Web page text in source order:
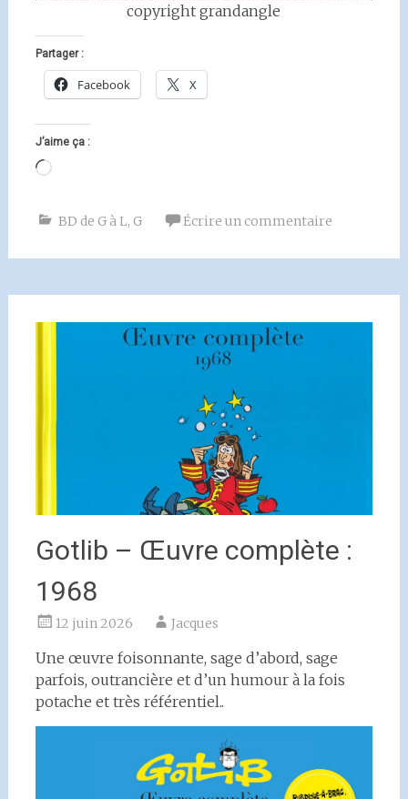
copyright grandangle
Partager :
Facebook X
J’aime ça :
Chargement…
BD de G à L, G Écrire un commentaire
Gotlib – Œuvre complète :
1968
12 juin 2026 Jacques
Une œuvre foisonnante, sage d’abord, sage
parfois, outrancière et d’un humour à la fois
potache et très référentiel..